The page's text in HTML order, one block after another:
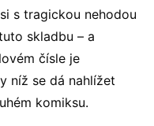
s tragickou nehodou
skladbu – a
čísle je
níž se dá nahlížet
komiksu.